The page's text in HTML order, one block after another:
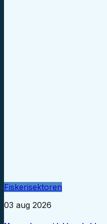
Fiskerisektoren
03 aug 2026